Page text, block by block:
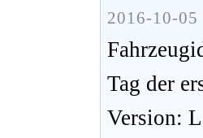
2016-10-05
Tag der
Version: